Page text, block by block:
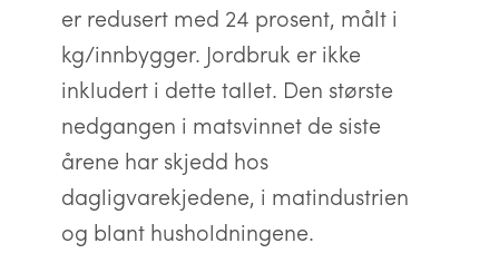
er redusert med 24 prosent, målt i
kg/innbygger. Jordbruk er ikke
inkludert i dette tallet. Den største
nedgangen i matsvinnet de siste
årene har skjedd hos
dagligvarekjedene, i matindustrien
og blant husholdningene.